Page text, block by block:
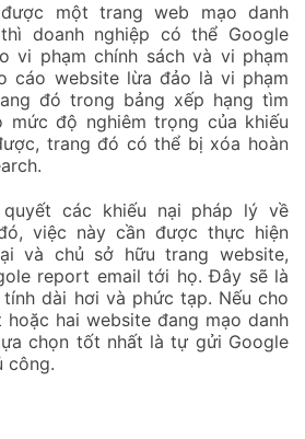
một trang web mạo danh
doanh nghiệp có thể Google
vi phạm chính sách và vi phạm
cáo website lừa đảo là vi phạm
đó trong bảng xếp hạng tìm
mức độ nghiêm trọng của khiếu
trang đó có thể bị xóa hoàn
các khiếu nại pháp lý về
việc này cần được thực hiện
và chủ sở hữu trang website,
report email tới họ. Đây sẽ là
dài hơi và phức tạp. Nếu cho
hai website đang mạo danh
chọn tốt nhất là tự gửi Google
công.